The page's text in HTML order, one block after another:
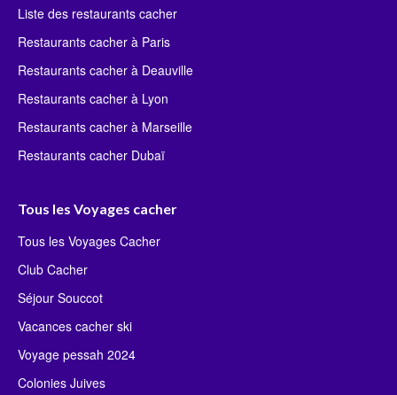
Liste des restaurants cacher
Restaurants cacher à Paris
Restaurants cacher à Deauville
Restaurants cacher à Lyon
Restaurants cacher à Marseille
Restaurants cacher Dubaï
Tous les Voyages cacher
Tous les Voyages Cacher
Club Cacher
Séjour Souccot
Vacances cacher ski
Voyage pessah 2024
Colonies Juives